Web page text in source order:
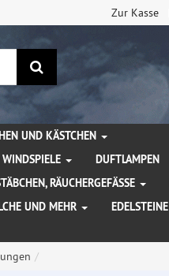
Zur Kasse
Suchen
UND KÄSTCHEN
WINDSPIELE
DUFTLAMPEN
RÄUCHERGEFÄSSE
UND MEHR EDELSTEINE